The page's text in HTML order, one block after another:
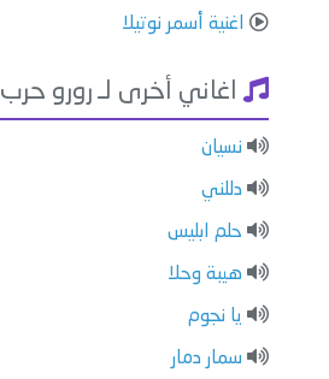
اغنية أسمر نوتيلا
اغاني أخرى لـ رورو حرب
نسيان
دللني
حلم ابليس
هيبة وحلا
يا نجوم
سمار دمار